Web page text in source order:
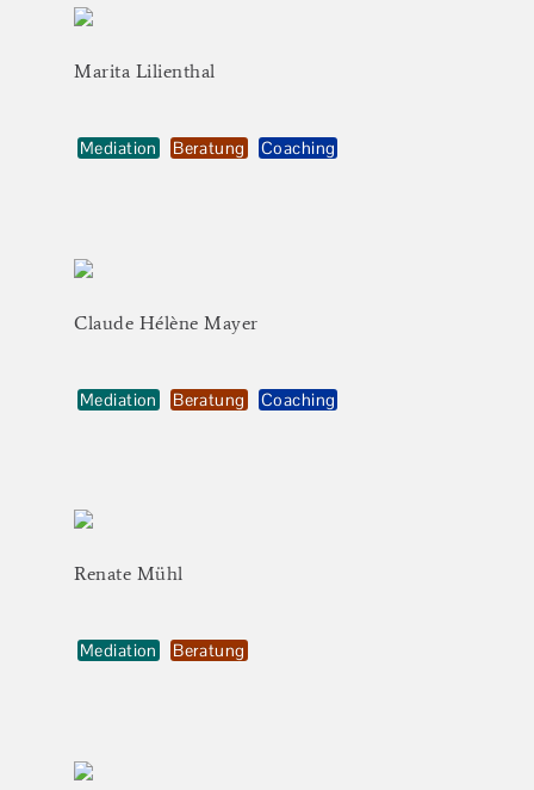
Marita Lilienthal
Mediation Beratung Coaching
Claude Hélène Mayer
Mediation Beratung Coaching
Renate Mühl
Mediation Beratung